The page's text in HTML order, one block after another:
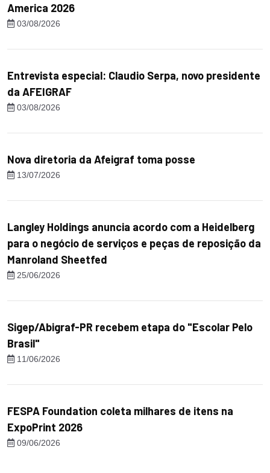
America 2026
03/08/2026
Entrevista especial: Claudio Serpa, novo presidente
da AFEIGRAF
03/08/2026
Nova diretoria da Afeigraf toma posse
13/07/2026
Langley Holdings anuncia acordo com a Heidelberg
para o negócio de serviços e peças de reposição da
Manroland Sheetfed
25/06/2026
Sigep/Abigraf-PR recebem etapa do "Escolar Pelo
Brasil"
11/06/2026
FESPA Foundation coleta milhares de itens na
ExpoPrint 2026
09/06/2026